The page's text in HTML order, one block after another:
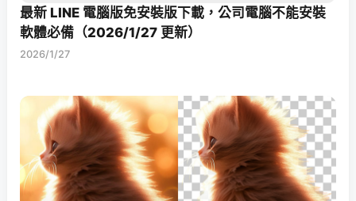
最新 LINE 電腦版免安裝版下載，公司電腦不能安裝
軟體必備（2026/1/27 更新）
2026/1/27